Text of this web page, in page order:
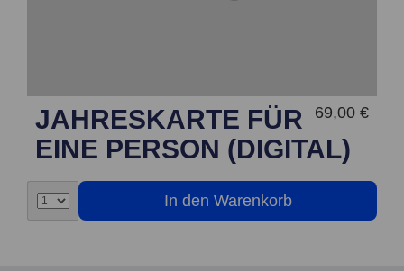
69,00 €
JAHRESKARTE FÜR
EINE PERSON (DIGITAL)